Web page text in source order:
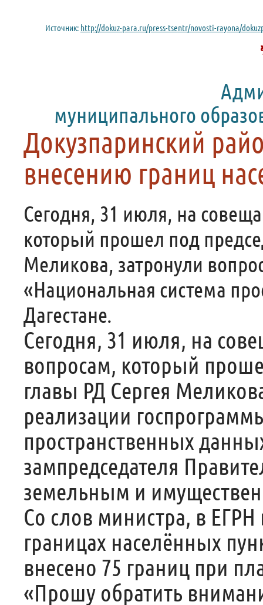
Источник: http://dokuz-para.ru/press-tsentr/novosti-rayona/
муниципального
Докузпаринский
внесению границ
Сегодня, 31 июля, на
который прошел под
Меликова, затронули
«Национальная система
Дагестане.
Сегодня, 31 июля, на
вопросам, который
главы РД Сергея
реализации
пространственных
зампредседателя
земельным и
Со слов министра, в
границах населённых
внесено 75 границ при
«Прошу обратить